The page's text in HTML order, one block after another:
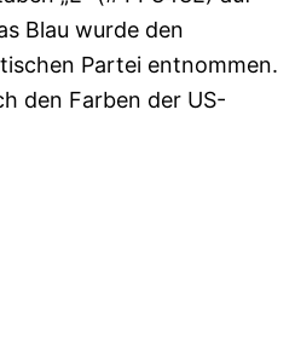
Blau wurde den
Partei entnommen.
den Farben der US-